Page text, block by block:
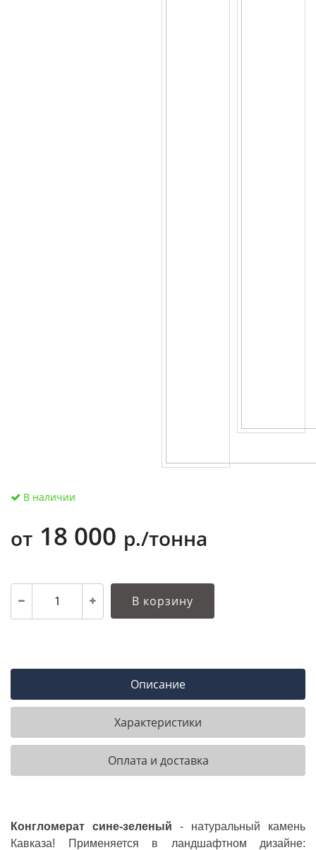
В наличии
от 18 000 р./тонна
В корзину
Описание
Характеристики
Оплата и доставка
Конгломерат сине-зеленый - натуральный камень
Кавказа! Применяется в ландшафтном дизайне: